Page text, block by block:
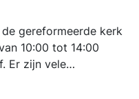
gereformeerde kerk
10:00 tot 14:00
Er zijn vele…